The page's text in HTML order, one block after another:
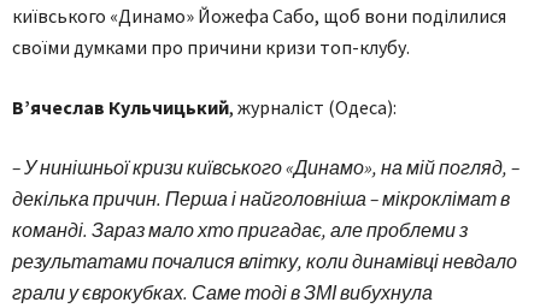
київського «Динамо» Йожефа Сабо, щоб вони поділилися
своїми думками про причини кризи топ-клубу.
В’ячеслав Кульчицький, журналіст (Одеса):
– У нинішньої кризи київського «Динамо», на мій погляд, –
декілька причин. Перша і найголовніша – мікроклімат в
команді. Зараз мало хто пригадає, але проблеми з
результатами почалися влітку, коли динамівці невдало
грали у єврокубках. Саме тоді в ЗМІ вибухнула